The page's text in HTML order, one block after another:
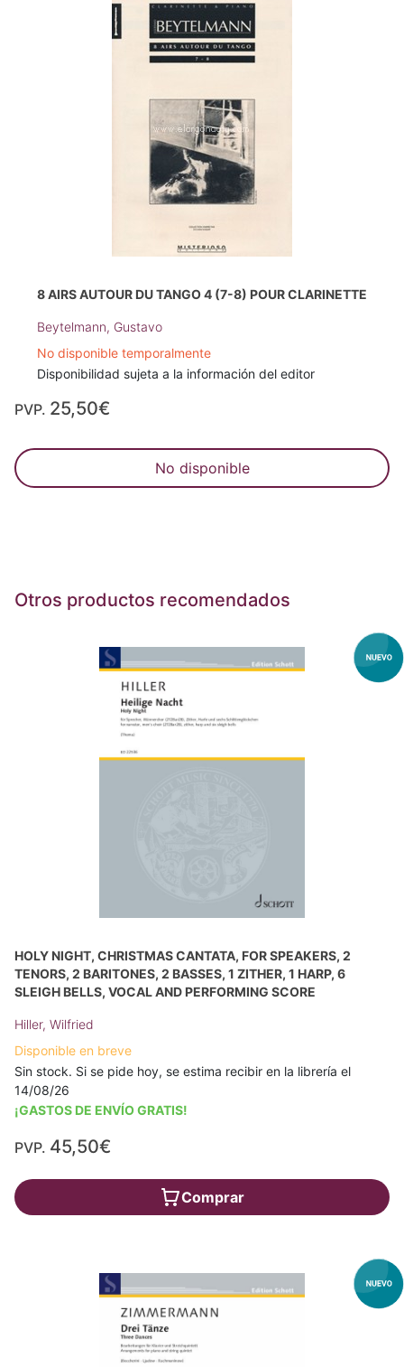
8 AIRS AUTOUR DU TANGO 4 (7-8) POUR CLARINETTE
Beytelmann, Gustavo
No disponible temporalmente
Disponibilidad sujeta a la información del editor
PVP. 25,50€
No disponible
Otros productos recomendados
HOLY NIGHT, CHRISTMAS CANTATA, FOR SPEAKERS, 2
TENORS, 2 BARITONES, 2 BASSES, 1 ZITHER, 1 HARP, 6
SLEIGH BELLS, VOCAL AND PERFORMING SCORE
Hiller, Wilfried
Disponible en breve
Sin stock. Si se pide hoy, se estima recibir en la librería el
14/08/26
¡GASTOS DE ENVÍO GRATIS!
PVP. 45,50€
Comprar